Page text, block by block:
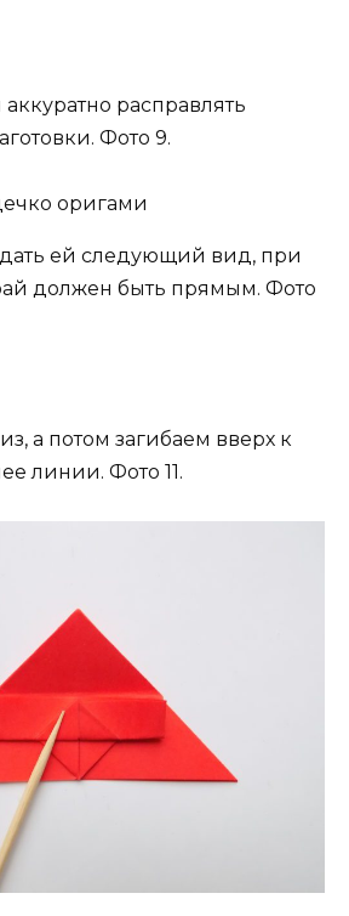
расправлять
Фото 9.
ей следующий вид, при
должен быть прямым. Фото
а потом загибаем вверх к
линии. Фото 11.